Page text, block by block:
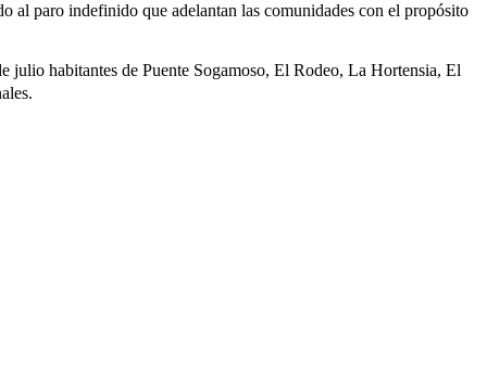
al paro indefinido que adelantan las comunidades con el propósito
julio habitantes de Puente Sogamoso, El Rodeo, La Hortensia, El